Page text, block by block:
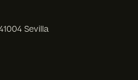
Sevilla